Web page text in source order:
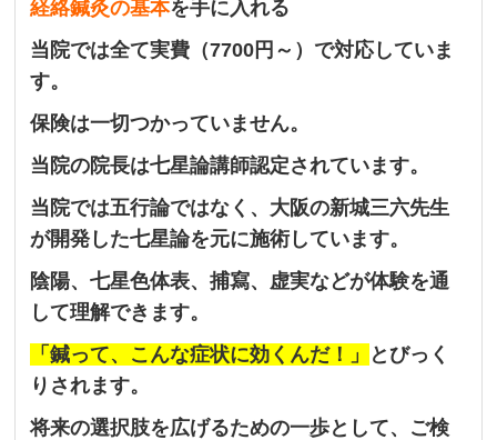
経絡鍼灸の基本を手に入れる
当院では全て実費（7700円～）で対応していま
す。
保険は一切つかっていません。
当院の院長は七星論講師認定されています。
当院では五行論ではなく、大阪の新城三六先生
が開発した七星論を元に施術しています。
陰陽、七星色体表、捕寫、虚実などが体験を通
して理解できます。
「鍼って、こんな症状に効くんだ！」
とびっく
りされます。
将来の選択肢を広げるための一歩として、ご検